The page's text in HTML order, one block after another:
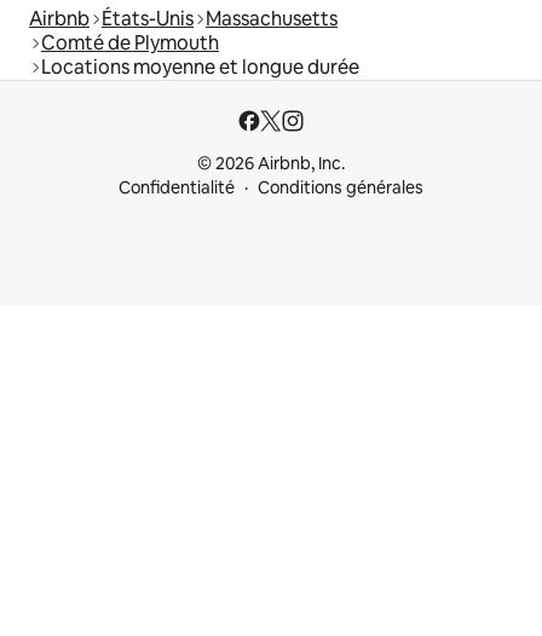
Airbnb États-Unis Massachusetts
Comté de Plymouth
Locations moyenne et longue durée
© 2026 Airbnb, Inc.
Confidentialité
Conditions générales